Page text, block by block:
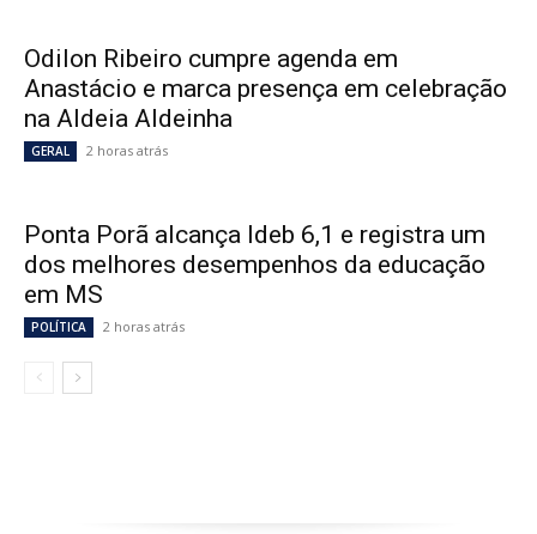
Odilon Ribeiro cumpre agenda em
Anastácio e marca presença em celebração
na Aldeia Aldeinha
GERAL 2 horas atrás
Ponta Porã alcança Ideb 6,1 e registra um
dos melhores desempenhos da educação
em MS
POLÍTICA 2 horas atrás